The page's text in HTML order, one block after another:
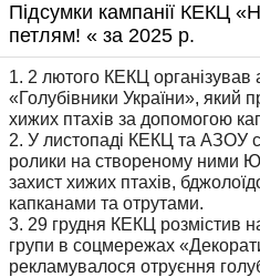
Підсумки кампанії КЕКЦ
петлям! « за 2025 р.
1. 2 лютого КЕКЦ організував
«Голубівники України», який
хижих птахів за допомогою
2. У листопаді КЕКЦ та АЗОУ
ролики на створеному ними
захист хижих птахів,
капканами та отрутами.
3. 29 грудня КЕКЦ розмістив
групи в соцмережах
рекламувалося отруєння